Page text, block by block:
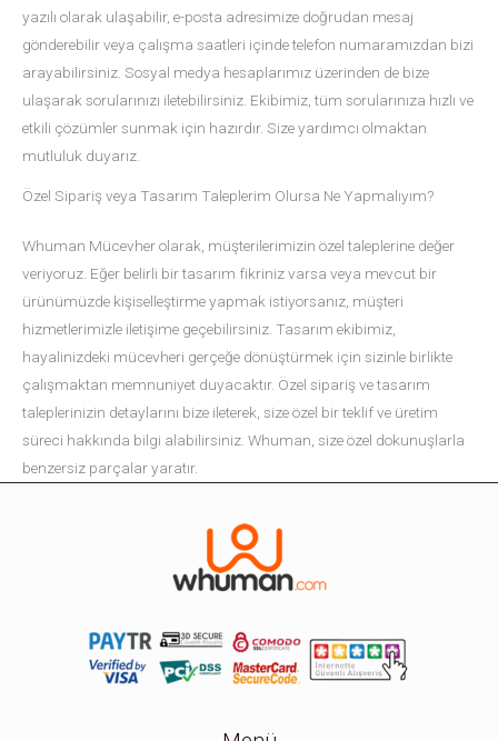
yazılı olarak ulaşabilir, e-posta adresimize doğrudan mesaj
gönderebilir veya çalışma saatleri içinde telefon numaramızdan bizi
arayabilirsiniz. Sosyal medya hesaplarımız üzerinden de bize
ulaşarak sorularınızı iletebilirsiniz. Ekibimiz, tüm sorularınıza hızlı ve
etkili çözümler sunmak için hazırdır. Size yardımcı olmaktan
mutluluk duyarız.
Özel Sipariş veya Tasarım Taleplerim Olursa Ne Yapmalıyım?
Whuman Mücevher olarak, müşterilerimizin özel taleplerine değer
veriyoruz. Eğer belirli bir tasarım fikriniz varsa veya mevcut bir
ürünümüzde kişiselleştirme yapmak istiyorsanız, müşteri
hizmetlerimizle iletişime geçebilirsiniz. Tasarım ekibimiz,
hayalinizdeki mücevheri gerçeğe dönüştürmek için sizinle birlikte
çalışmaktan memnuniyet duyacaktır. Özel sipariş ve tasarım
taleplerinizin detaylarını bize ileterek, size özel bir teklif ve üretim
süreci hakkında bilgi alabilirsiniz. Whuman, size özel dokunuşlarla
benzersiz parçalar yaratır.